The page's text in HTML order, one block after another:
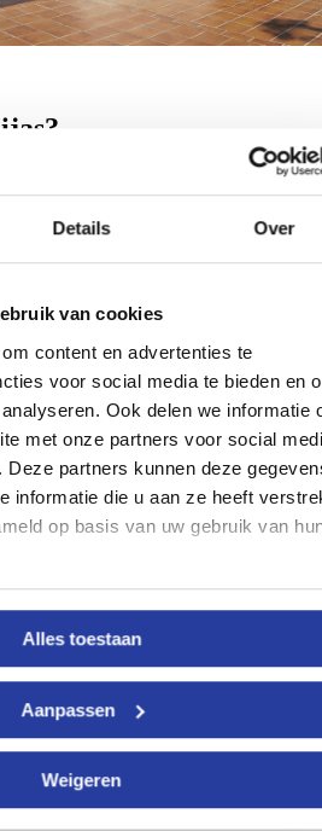
Details Over
van cookies
content en advertenties te
voor social media te bieden en
Ook delen we informatie
met onze partners voor social
Deze partners kunnen deze
informatie die u aan ze heeft
op basis van uw gebruik van
Alles toestaan
Aanpassen
Weigeren
via
en met name vanuit het westen van
is die van Fuengirola
andere steden. De belangrijkste
Benalmadena . RENFE biedt je
bussen naar Mijas Pueblo. Het
van het treinstation van Fuengirola.
stoppen tijdens hun route bij
om uiteindelijk uit te komen in het
stad duurt een reis naar Mijas
ookper auto bezoeken
luchthaven Picasso, waardoor het
bijna ieder plek in Andalusië.
van degratis
het buitenaf gelegen parkeergebied